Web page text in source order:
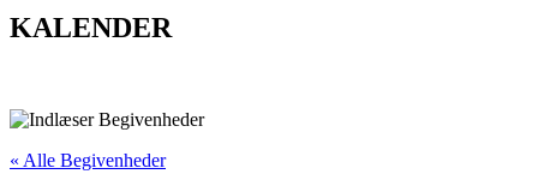
KALENDER
« Alle Begivenheder